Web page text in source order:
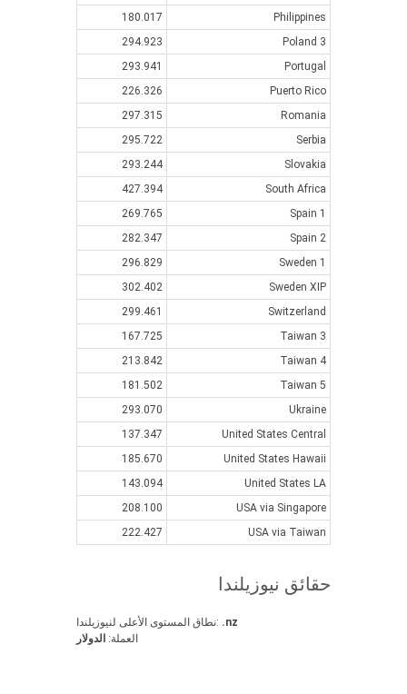
Philippines
180.017
Poland 3
294.923
Portugal
293.941
Puerto Rico
226.326
Romania
297.315
Serbia
295.722
Slovakia
293.244
South Africa
427.394
Spain 1
269.765
Spain 2
282.347
Sweden 1
296.829
Sweden XIP
302.402
Switzerland
299.461
Taiwan 3
167.725
Taiwan 4
213.842
Taiwan 5
181.502
Ukraine
293.070
United States Central
137.347
United States Hawaii
185.670
United States LA
143.094
USA via Singapore
208.100
USA via Taiwan
222.427
حقائق نيوزيلندا
نطاق المستوى الأعلى لنيوزيلندا: .nz
العملة: الدولار